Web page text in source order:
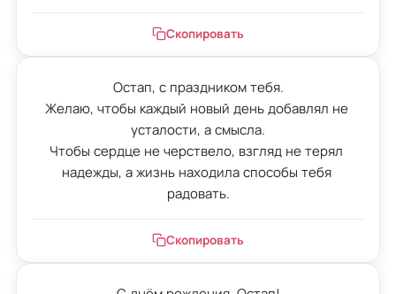
Скопировать
Остап, с праздником тебя.
Желаю, чтобы каждый новый день добавлял не
усталости, а смысла.
Чтобы сердце не черствело, взгляд не терял
надежды, а жизнь находила способы тебя
радовать.
Скопировать